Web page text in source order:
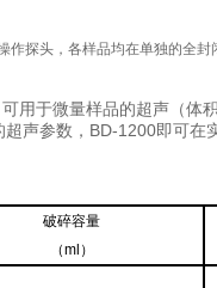
作探头，各样品均在单独的全
用于微量样品的超声（体
声参数，BD-1200即可在
破碎容量
（ml ）